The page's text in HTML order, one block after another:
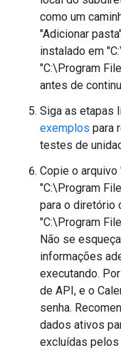
como um
"Adicionar
instalado em
"C:\Program
antes de
Siga as etapas
exemplos para
testes de
Copie o
"C:\Program
para o diretório
"C:\Program
Não se
informações
executando.
de API, e o
senha.
dados ativos
excluídas